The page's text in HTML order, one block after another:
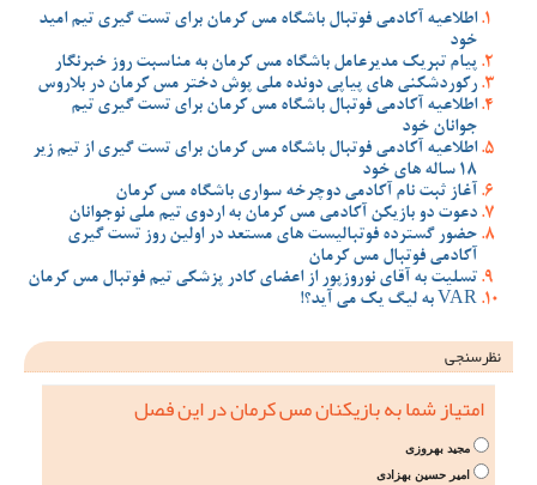
اطلاعیه آکادمی فوتبال باشگاه مس کرمان برای تست گیری تیم امید
خود
پیام تبریک مدیرعامل باشگاه مس کرمان به مناسبت روز خبرنگار
رکوردشکنی های پیاپی دونده ملی پوش دختر مس کرمان در بلاروس
اطلاعیه آکادمی فوتبال باشگاه مس کرمان برای تست گیری تیم
جوانان خود
اطلاعیه آکادمی فوتبال باشگاه مس کرمان برای تست گیری از تیم زیر
18 ساله های خود
آغاز ثبت نام آکادمی دوچرخه سواری باشگاه مس کرمان
دعوت دو بازیکن آکادمی مس کرمان به اردوی تیم ملی نوجوانان
حضور گسترده فوتبالیست های مستعد در اولین روز تست گیری
آکادمی فوتبال مس کرمان
تسلیت به آقای نوروزپور از اعضای کادر پزشکی تیم فوتبال مس کرمان
VAR به لیگ یک می آید؟!
نظرسنجی
امتیاز شما به بازیکنان مس کرمان در این فصل
مجید بهروزی
امیر حسین بهزادی